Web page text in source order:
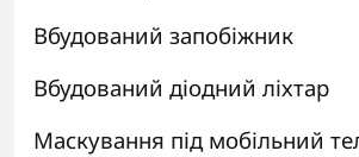
Вбудований запобіжник
Вбудований діодний ліхтар
Маскування під мобільний